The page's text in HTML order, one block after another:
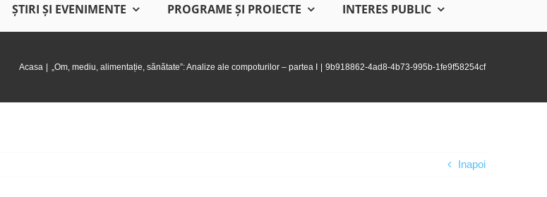
ŞTIRI ŞI EVENIMENTE PROGRAME ŞI PROIECTE INTERES PUBLIC
Acasa „Om, mediu, alimentație, sănătate”: Analize ale compoturilor – partea I 9b918862-4ad8-4b73-995b-1fe9f58254cf
Inapoi